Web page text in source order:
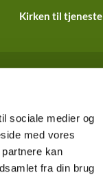
sociale medier og
med vores
kan
fra din brug
Kirken til tjeneste